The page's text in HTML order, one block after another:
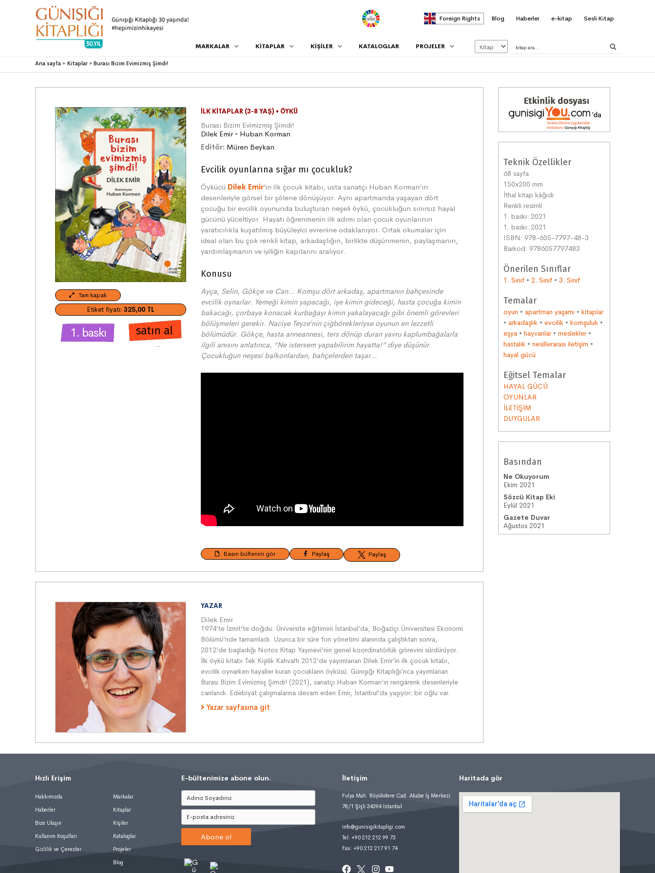
. Foreign Rights Blog Haberler e-kitap Sesli Kitap
MARKALAR KİTAPLAR KİŞİLER KATALOGLAR PROJELER
Ana sayfa Kitaplar Burası Bizim Evimizmiş Şimdi!
Tam kapak
Etiket fiyatı:325,00 TL
1. baskı
İLK KITAPLAR (3-8 YAŞ) • ÖYKÜ
Burası Bizim Evimizmiş Şimdi!
Dilek Emir• Huban Korman
Editör: Müren Beykan
Evcilik oyunlarına sığar mı çocukluk?
Öykücü Dilek Emir’in ilk çocuk kitabı, usta sanatçı Huban Korman’ın
desenleriyle görsel bir şölene dönüşüyor. Aynı apartmanda yaşayan dört
çocuğu bir evcilik oyununda buluşturan neşeli öykü, çocukluğun sınırsız hayal
gücünü yüceltiyor. Hayatı öğrenmenin ilk adımı olan çocuk oyunlarının
yaratıcılıkla kuşatılmış büyüleyici evrenine odaklanıyor. Ortak okumalar için
ideal olan bu çok renkli kitap, arkadaşlığın, birlikte düşünmenin, paylaşmanın,
yardımlaşmanın ve iyiliğin kapılarını aralıyor.
Konusu
Ayça, Selin, Gökçe ve Can… Komşu dört arkadaş, apartmanın bahçesinde
evcilik oynarlar. Yemeği kimin yapacağı, işe kimin gideceği, hasta çocuğa kimin
bakacağı, çorbaya konacak kurbağayı kimin yakalayacağı gibi önemli görevleri
bölüşmeleri gerekir. Naciye Teyze’nin çiğbörekleriyse oyunun en lezzetli
bölümüdür. Gökçe, hasta anneannesi, ters dönüp duran yavru kaplumbağalarla
ilgili anısını anlatınca, “Ne istersem yapabilirim hayatta!” diye düşünür.
Çocukluğun neşesi balkonlardan, bahçelerden taşar…
Basın bültenini gör Paylaş Paylaş
YAZAR
Dilek Emir
1974’te İzmit’te doğdu. Üniversite eğitimini İstanbul’da, Boğaziçi Üniversitesi Ekonomi
Bölümü’nde tamamladı. Uzunca bir süre fon yönetimi alanında çalıştıktan sonra,
2012’de başladığı Notos Kitap Yayınevi’nin genel koordinatörlük görevini sürdürüyor.
İlk öykü kitabı Tek Kişilik Kahvaltı 2012’de yayımlanan Dilek Emir’in ilk çocuk kitabı,
evcilik oynarken hayaller kuran çocukların öyküsü. Günışığı Kitaplığı’nca yayımlanan
Burası Bizim Evimizmiş Şimdi! (2021), sanatçı Huban Korman’ın rengârenk desenleriyle
canlandı. Edebiyat çalışmalarına devam eden Emir, İstanbul’da yaşıyor; bir oğlu var.
Yazar sayfasına git
Teknik Özellikler
68 sayfa
150x200 mm
İthal kitap kâğıdı
Renkli resimli
1. baskı: 2021
1. baskı: 2021
ISBN: 978-605-7797-48-3
Barkod: 9786057797483
Önerilen Sınıflar
1. Sınıf • 2. Sınıf • 3. Sınıf
Temalar
oyun • apartman yaşamı • kitaplar
• arkadaşlık • evcilik • komşuluk •
eşya • hayvanlar• meslekler•
hastalık • nesillerarası iletişim •
hayal gücü
Eğitsel Temalar
HAYAL GÜCÜ
OYUNLAR
İLETİŞİM
DUYGULAR
Basından
Ne Okuyorum
Ekim 2021
Sözcü Kitap Eki
Eylül 2021
Gazete Duvar
Ağustos 2021
Hızlı Erişim
Hakkımızda
Haberler
Bize Ulaşın
Kullanım Koşulları
Gizlilik ve Çerezler
Markalar
Kitaplar
Kişiler
Kataloglar
Projeler
Blog
E-bültenimize abone olun.
Abone ol
İletişim
Fulya Mah. Büyükdere Cad. Akabe İş Merkezi
78/1 Şişli 34394 İstanbul
info@gunisigikitapligi.com
Tel: +90 212 212 99 73
Fax: +90 212 217 91 74
Haritada gör